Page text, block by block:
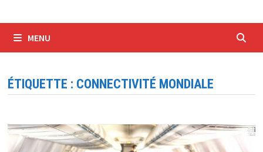
MENU
ÉTIQUETTE : CONNECTIVITÉ MONDIALE